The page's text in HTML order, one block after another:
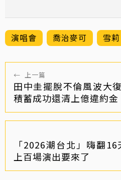
演唱會 喬治麥可 雪莉
← 上一篇
田中圭擺脫不倫風波大
積蓄成功還清上億違約金
「2026潮台北」嗨翻
上百場演出要來了